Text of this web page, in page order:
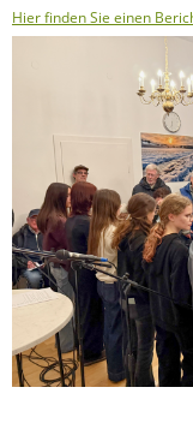
Hier finden Sie einen